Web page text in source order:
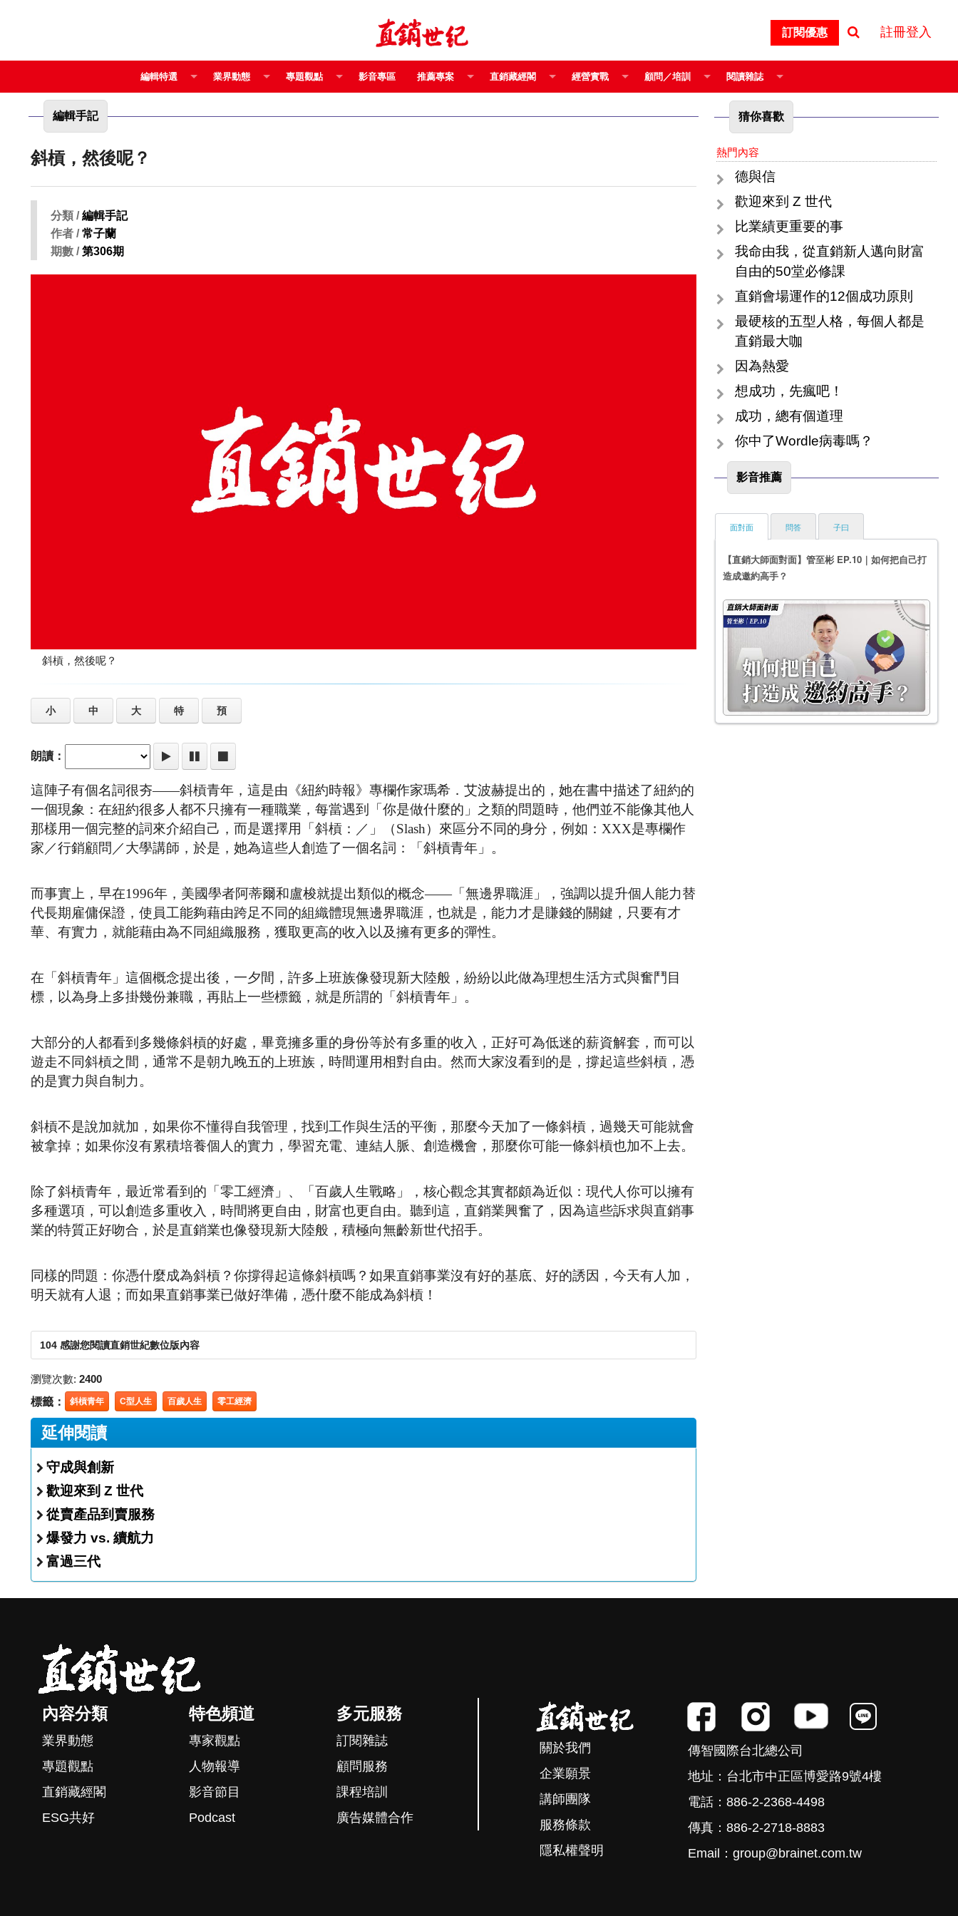
訂閱優惠 註冊登入
編輯特選 業界動態 專題觀點 影音專區 推薦專案 直銷藏經閣 經營實戰 顧問／培訓 閱讀雜誌
編輯手記
斜槓，然後呢？
分類 /編輯手記
作者 /常子蘭
期數 /第306期
斜槓，然後呢？
小 中 大 特 預
朗讀：
這陣子有個名詞很夯——斜槓青年，這是由《紐約時報》專欄作家瑪希．艾波赫提出的，她在書中描述了紐約的
一個現象：在紐約很多人都不只擁有一種職業，每當遇到「你是做什麼的」之類的問題時，他們並不能像其他人
那樣用一個完整的詞來介紹自己，而是選擇用「斜槓：／」（Slash）來區分不同的身分，例如：XXX是專欄作
家／行銷顧問／大學講師，於是，她為這些人創造了一個名詞：「斜槓青年」。
而事實上，早在1996年，美國學者阿蒂爾和盧梭就提出類似的概念——「無邊界職涯」，強調以提升個人能力替
代長期雇傭保證，使員工能夠藉由跨足不同的組織體現無邊界職涯，也就是，能力才是賺錢的關鍵，只要有才
華、有實力，就能藉由為不同組織服務，獲取更高的收入以及擁有更多的彈性。
在「斜槓青年」這個概念提出後，一夕間，許多上班族像發現新大陸般，紛紛以此做為理想生活方式與奮鬥目
標，以為身上多掛幾份兼職，再貼上一些標籤，就是所謂的「斜槓青年」。
大部分的人都看到多幾條斜槓的好處，畢竟擁多重的身份等於有多重的收入，正好可為低迷的薪資解套，而可以
遊走不同斜槓之間，通常不是朝九晚五的上班族，時間運用相對自由。然而大家沒看到的是，撐起這些斜槓，憑
的是實力與自制力。
斜槓不是說加就加，如果你不懂得自我管理，找到工作與生活的平衡，那麼今天加了一條斜槓，過幾天可能就會
被拿掉；如果你沒有累積培養個人的實力，學習充電、連結人脈、創造機會，那麼你可能一條斜槓也加不上去。
除了斜槓青年，最近常看到的「零工經濟」、「百歲人生戰略」，核心觀念其實都頗為近似：現代人你可以擁有
多種選項，可以創造多重收入，時間將更自由，財富也更自由。聽到這，直銷業興奮了，因為這些訴求與直銷事
業的特質正好吻合，於是直銷業也像發現新大陸般，積極向無齡新世代招手。
同樣的問題：你憑什麼成為斜槓？你撐得起這條斜槓嗎？如果直銷事業沒有好的基底、好的誘因，今天有人加，
明天就有人退；而如果直銷事業已做好準備，憑什麼不能成為斜槓！
104 感謝您閱讀直銷世紀數位版內容
瀏覽次數: 2400
標籤： 斜槓青年 C型人生 百歲人生 零工經濟
延伸閱讀
守成與創新
歡迎來到 Z 世代
從賣產品到賣服務
爆發力 vs. 續航力
富過三代
猜你喜歡
熱門內容
德與信
歡迎來到 Z 世代
比業績更重要的事
我命由我，從直銷新人邁向財富
自由的50堂必修課
直銷會場運作的12個成功原則
最硬核的五型人格，每個人都是
直銷最大咖
因為熱愛
想成功，先瘋吧！
成功，總有個道理
你中了Wordle病毒嗎？
影音推薦
面對面
【直銷大師面對面】管至彬 EP.10｜如何把自己打
造成邀約高手？
問答 子曰
內容分類
業界動態
專題觀點
直銷藏經閣
ESG共好
特色頻道
專家觀點
人物報導
影音節目
Podcast
多元服務
訂閱雜誌
顧問服務
課程培訓
廣告媒體合作
關於我們
企業願景
講師團隊
服務條款
隱私權聲明
傳智國際台北總公司
地址：台北市中正區博愛路9號4樓
電話：886-2-2368-4498
傳真：886-2-2718-8883
Email：group@brainet.com.tw